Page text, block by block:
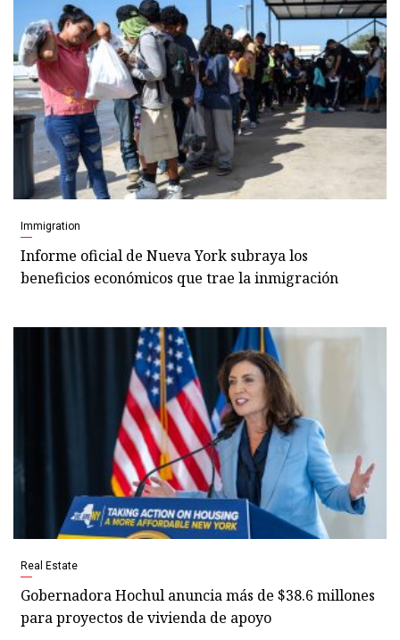
Immigration
Informe oficial de Nueva York subraya los
beneficios económicos que trae la inmigración
Real Estate
Gobernadora Hochul anuncia más de $38.6 millones
para proyectos de vivienda de apoyo